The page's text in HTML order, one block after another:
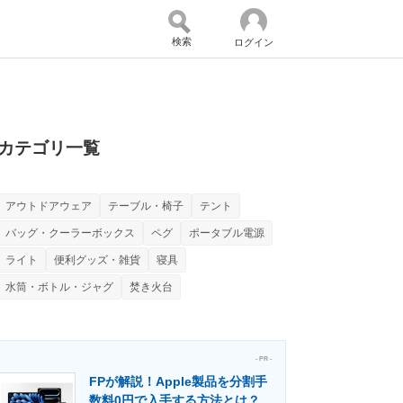
メディア 建設×テクノロジーの最前線
検索 ログイン
テゴリ一覧
アウトドアウェア テーブル・椅子 テント
バッグ・クーラーボックス ペグ ポータブル電源
ライト 便利グッズ・雑貨 寝具
水筒・ボトル・ジャグ 焚き火台
- PR -
FPが解説！Apple製品を分割手